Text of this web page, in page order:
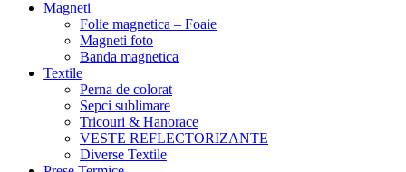
Magneti
Folie magnetica – Foaie
Magneti foto
Banda magnetica
Textile
Perna de colorat
Sepci sublimare
Tricouri & Hanorace
VESTE REFLECTORIZANTE
Diverse Textile